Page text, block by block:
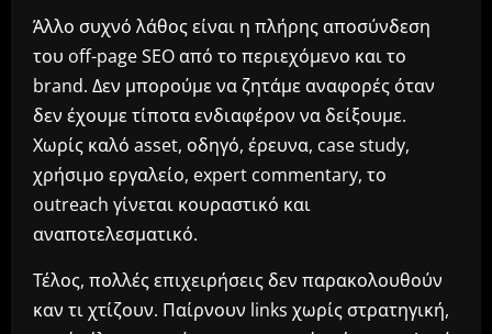
Άλλο συχνό λάθος είναι η πλήρης αποσύνδεση
του off-page SEO από το περιεχόμενο και το
brand. Δεν μπορούμε να ζητάμε αναφορές όταν
δεν έχουμε τίποτα ενδιαφέρον να δείξουμε.
Χωρίς καλό asset, οδηγό, έρευνα, case study,
χρήσιμο εργαλείο, expert commentary, το
outreach γίνεται κουραστικό και
αναποτελεσματικό.
Τέλος, πολλές επιχειρήσεις δεν παρακολουθούν
καν τι χτίζουν. Παίρνουν links χωρίς στρατηγική,